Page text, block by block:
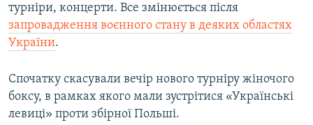
турніри, концерти. Все змінюється після
запровадження воєнного стану в деяких областях
України.
Спочатку скасували вечір нового турніру жіночого
боксу, в рамках якого мали зустрітися «Українські
левиці» проти збірної Польші.